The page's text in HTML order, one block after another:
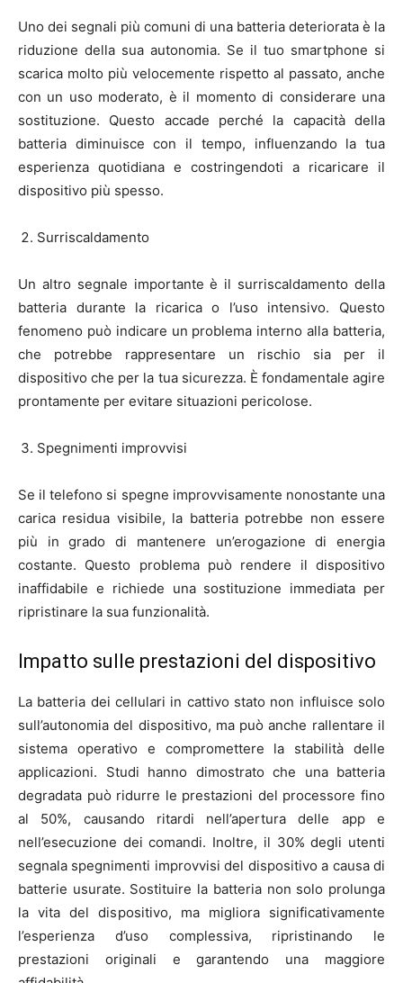
Uno dei segnali più comuni di una batteria deteriorata è la
riduzione della sua autonomia. Se il tuo smartphone si
scarica molto più velocemente rispetto al passato, anche
con un uso moderato, è il momento di considerare una
sostituzione. Questo accade perché la capacità della
batteria diminuisce con il tempo, influenzando la tua
esperienza quotidiana e costringendoti a ricaricare il
dispositivo più spesso.
Surriscaldamento
Un altro segnale importante è il surriscaldamento della
batteria durante la ricarica o l’uso intensivo. Questo
fenomeno può indicare un problema interno alla batteria,
che potrebbe rappresentare un rischio sia per il
dispositivo che per la tua sicurezza. È fondamentale agire
prontamente per evitare situazioni pericolose.
Spegnimenti improvvisi
Se il telefono si spegne improvvisamente nonostante una
carica residua visibile, la batteria potrebbe non essere
più in grado di mantenere un’erogazione di energia
costante. Questo problema può rendere il dispositivo
inaffidabile e richiede una sostituzione immediata per
ripristinare la sua funzionalità.
Impatto sulle prestazioni del dispositivo
La batteria dei cellulari in cattivo stato non influisce solo
sull’autonomia del dispositivo, ma può anche rallentare il
sistema operativo e compromettere la stabilità delle
applicazioni. Studi hanno dimostrato che una batteria
degradata può ridurre le prestazioni del processore fino
al 50%, causando ritardi nell’apertura delle app e
nell’esecuzione dei comandi. Inoltre, il 30% degli utenti
segnala spegnimenti improvvisi del dispositivo a causa di
batterie usurate. Sostituire la batteria non solo prolunga
la vita del dispositivo, ma migliora significativamente
l’esperienza d’uso complessiva, ripristinando le
prestazioni originali e garantendo una maggiore